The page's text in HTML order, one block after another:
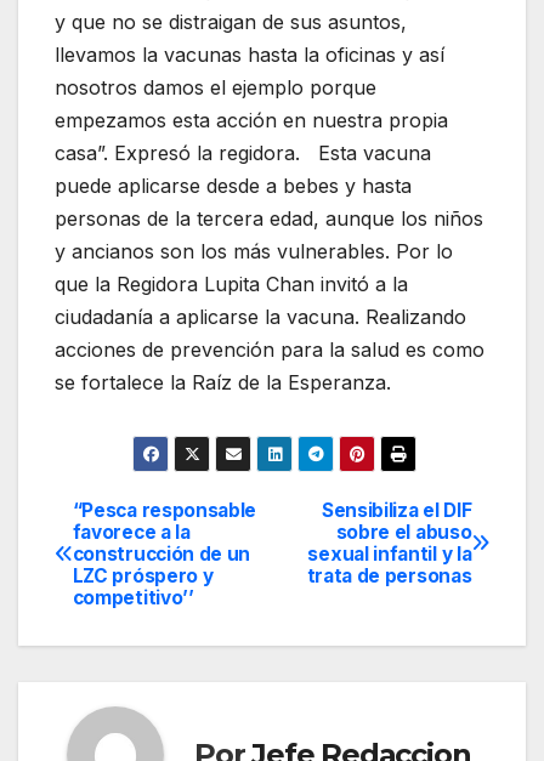
y que no se distraigan de sus asuntos,
llevamos la vacunas hasta la oficinas y así
nosotros damos el ejemplo porque
empezamos esta acción en nuestra propia
casa”. Expresó la regidora. Esta vacuna
puede aplicarse desde a bebes y hasta
personas de la tercera edad, aunque los niños
y ancianos son los más vulnerables. Por lo
que la Regidora Lupita Chan invitó a la
ciudadanía a aplicarse la vacuna. Realizando
acciones de prevención para la salud es como
se fortalece la Raíz de la Esperanza.
Navegación
de
entradas
Sensibiliza el DIF
sobre el abuso
sexual infantil y la
trata de personas
“Pesca responsable
favorece a la
construcción de un
LZC próspero y
competitivo’’